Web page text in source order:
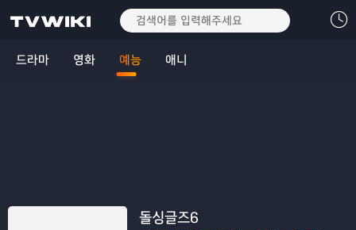
드라마 영화 예능 애니
돌싱글즈6